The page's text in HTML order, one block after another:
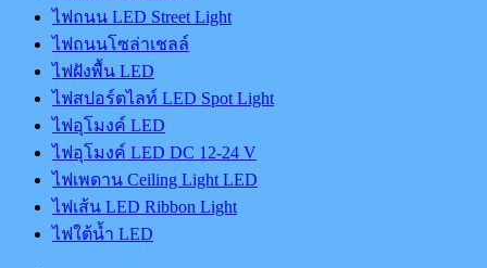
ไฟถนน LED Street Light
ไฟถนนโซล่าเชลล์
ไฟฝังพื้น LED
ไฟสปอร์ตไลท์ LED Spot Light
ไฟอุโมงค์ LED
ไฟอุโมงค์ LED DC 12-24 V
ไฟเพดาน Ceiling Light LED
ไฟเส้น LED Ribbon Light
ไฟใต้น้ำ LED